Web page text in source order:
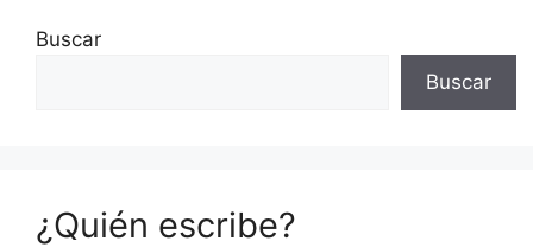
Buscar
Buscar
¿Quién escribe?